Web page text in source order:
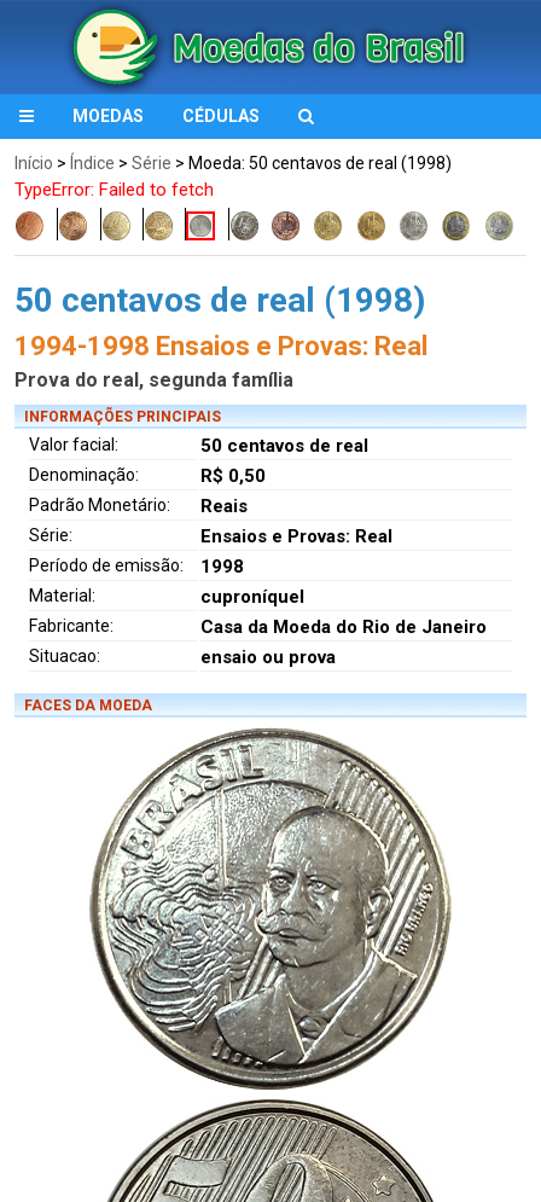
MOEDAS CÉDULAS
Início > Índice > Série > Moeda: 50 centavos de real (1998)
TypeError: Failed to fetch
50 centavos de real (1998)
1994-1998 Ensaios e Provas: Real
Prova do real, segunda família
INFORMAÇÕES PRINCIPAIS
Valor facial: 50 centavos de real
Denominação: R$ 0,50
Padrão Monetário: Reais
Série: Ensaios e Provas: Real
Período de emissão: 1998
Material: cuproníquel
Fabricante: Casa da Moeda do Rio de Janeiro
Situacao: ensaio ou prova
FACES DA MOEDA